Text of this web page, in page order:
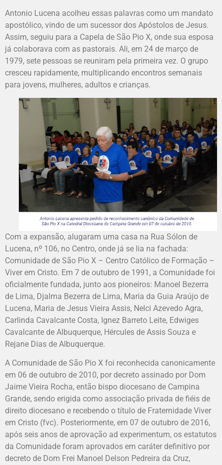
Antonio Lucena acolheu essas palavras como um mandato
apostólico, vindo de um sucessor dos Apóstolos de Jesus.
Assim, seguiu para a Capela de São Pio X, onde sua esposa
já colaborava com as pastorais. Ali, em 24 de março de
1979, sete pessoas se reuniram pela primeira vez. O grupo
cresceu rapidamente, multiplicando encontros semanais
para jovens, mulheres, adultos e crianças.
Com a expansão, alugaram uma casa na Rua Sólon de
Lucena, nº 106, no Centro, onde já se lia na fachada:
Comunidade de São Pio X – Centro Católico de Formação –
Viver em Cristo. Em 7 de outubro de 1991, a Comunidade foi
oficialmente fundada, junto aos pioneiros: Manoel Bezerra
de Lima, Djalma Bezerra de Lima, Maria da Guia Araújo de
Lucena, Maria de Jesus Vieira Assis, Nelci Azevedo Agra,
Carlinda Cavalcante Costa, Ignez Barreto Leite, Edwiges
Cavalcante de Albuquerque, Hércules de Assis Souza e
Rejane Dias de Albuquerque.
A Comunidade de São Pio X foi reconhecida canonicamente
em 06 de outubro de 2010, por decreto assinado por Dom
Jaime Vieira Rocha, então bispo diocesano de Campina
Grande, sendo erigida como associação privada de fiéis de
direito diocesano e recebendo o título de Fraternidade Viver
em Cristo (fvc). Posteriormente, em 07 de outubro de 2016,
após seis anos de aprovação ad experimentum, os estatutos
da Comunidade foram aprovados em caráter definitivo por
decreto de Dom Frei Manoel Delson Pedreira da Cruz,